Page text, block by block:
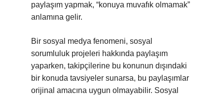
paylaşım yapmak, “konuya muvafık olmamak”
anlamına gelir.
Bir sosyal medya fenomeni, sosyal
sorumluluk projeleri hakkında paylaşım
yaparken, takipçilerine bu konunun dışındaki
bir konuda tavsiyeler sunarsa, bu paylaşımlar
orijinal amacına uygun olmayabilir. Sosyal